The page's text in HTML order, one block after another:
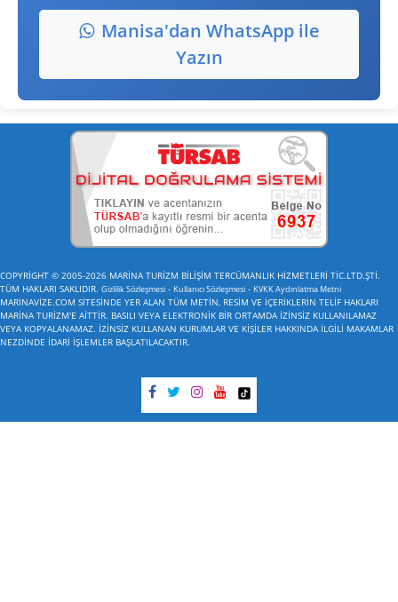
Manisa'dan WhatsApp ile
Yazın
COPYRİGHT © 2005-2026 MARİNA TURİZM BİLİŞİM TERCÜMANLIK HİZMETLERİ TİC.LTD.ŞTİ.
TÜM HAKLARI SAKLIDIR. Gizlilik Sözleşmesi - Kullanıcı Sözleşmesi - KVKK Aydınlatma Metni
MARİNAVİZE.COM SİTESİNDE YER ALAN TÜM METİN, RESİM VE İÇERİKLERİN TELİF HAKLARI
MARİNA TURİZM'E AİTTİR. BASILI VEYA ELEKTRONİK BİR ORTAMDA İZİNSİZ KULLANILAMAZ
VEYA KOPYALANAMAZ. İZİNSİZ KULLANAN KURUMLAR VE KİŞİLER HAKKINDA İLGİLİ MAKAMLAR
NEZDİNDE İDARİ İŞLEMLER BAŞLATILACAKTIR.